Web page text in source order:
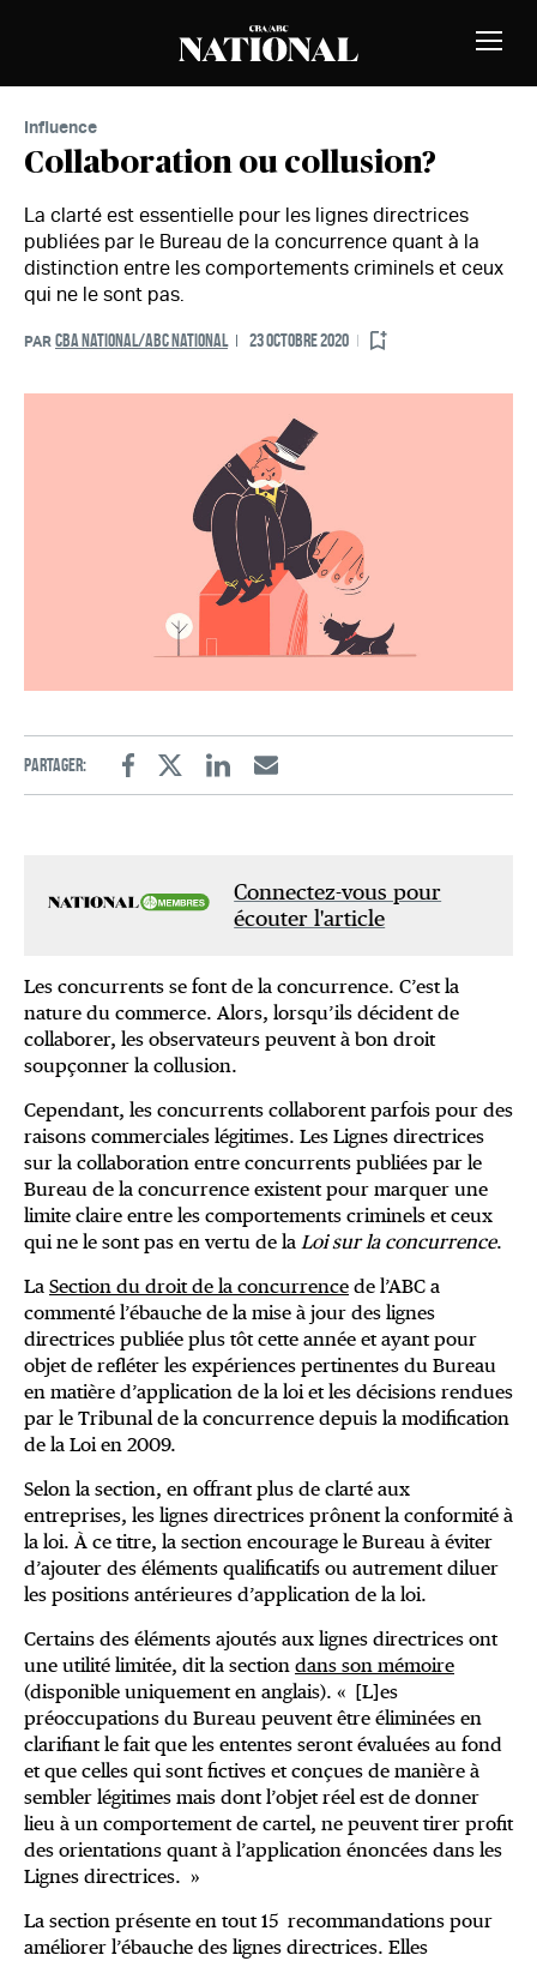
Influence
Collaboration ou collusion?
La clarté est essentielle pour les lignes directrices
publiées par le Bureau de la concurrence quant à la
distinction entre les comportements criminels et ceux
qui ne le sont pas.
PAR CBA NATIONAL/ABC NATIONAL 23 OCTOBRE 2020
Partager:
FacebookTwitterLinkedinEmail
Connectez-vous pour
écouter l'article
Les concurrents se font de la concurrence. C’est la
nature du commerce. Alors, lorsqu’ils décident de
collaborer, les observateurs peuvent à bon droit
soupçonner la collusion.
Cependant, les concurrents collaborent parfois pour des
raisons commerciales légitimes. Les Lignes directrices
sur la collaboration entre concurrents publiées par le
Bureau de la concurrence existent pour marquer une
limite claire entre les comportements criminels et ceux
qui ne le sont pas en vertu de la Loi sur la concurrence.
La Section du droit de la concurrence de l’ABC a
commenté l’ébauche de la mise à jour des lignes
directrices publiée plus tôt cette année et ayant pour
objet de refléter les expériences pertinentes du Bureau
en matière d’application de la loi et les décisions rendues
par le Tribunal de la concurrence depuis la modification
de la Loi en 2009.
Selon la section, en offrant plus de clarté aux
entreprises, les lignes directrices prônent la conformité à
la loi. À ce titre, la section encourage le Bureau à éviter
d’ajouter des éléments qualificatifs ou autrement diluer
les positions antérieures d’application de la loi.
Certains des éléments ajoutés aux lignes directrices ont
une utilité limitée, dit la section dans son mémoire
(disponible uniquement en anglais). « [L]es
préoccupations du Bureau peuvent être éliminées en
clarifiant le fait que les ententes seront évaluées au fond
et que celles qui sont fictives et conçues de manière à
sembler légitimes mais dont l’objet réel est de donner
lieu à un comportement de cartel, ne peuvent tirer profit
des orientations quant à l’application énoncées dans les
Lignes directrices. »
La section présente en tout 15 recommandations pour
améliorer l’ébauche des lignes directrices. Elles